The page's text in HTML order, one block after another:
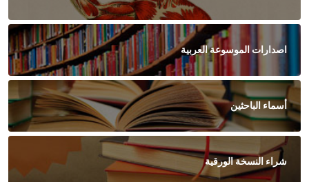
اصدارات الموسوعة العربية
أسماء الباحثين
شراء النسخة الورقية